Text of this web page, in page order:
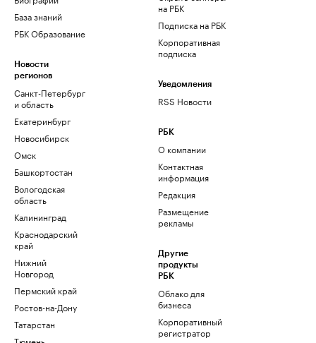
База знаний
РБК Образование
Новости
регионов
Санкт-Петербург
и область
Екатеринбург
Новосибирск
Омск
Башкортостан
Вологодская
область
Калининград
Краснодарский
край
Нижний
Новгород
Пермский край
Ростов-на-Дону
Татарстан
на РБК
Подписка на РБК
Корпоративная
подписка
Уведомления
RSS Новости
РБК
О компании
Контактная
информация
Редакция
Размещение
рекламы
Другие
продукты
РБК
Облако для
бизнеса
Корпоративный
регистратор